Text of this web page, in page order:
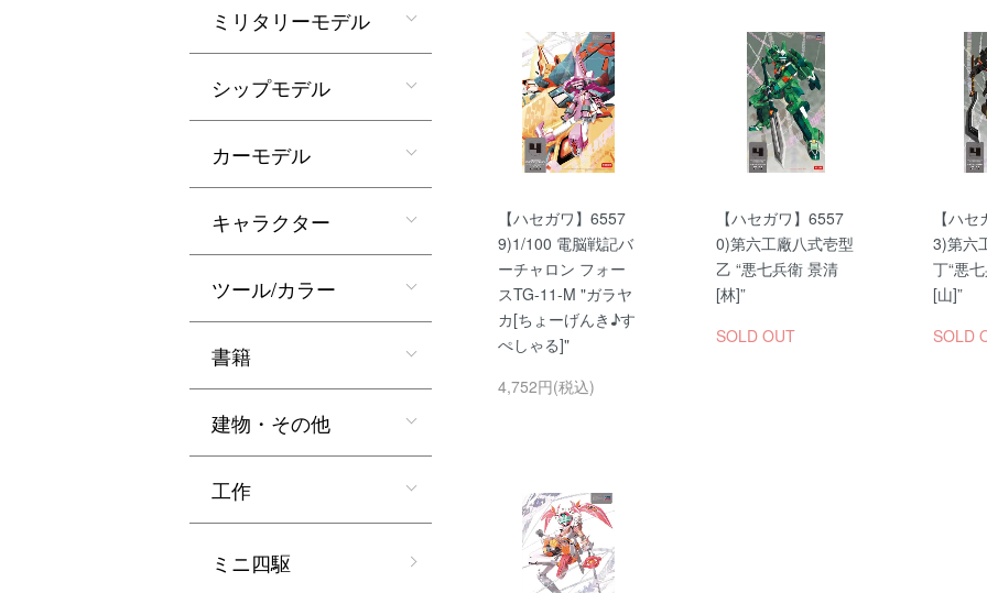
【ハセガワ】6557
9)1/100 電脳戦記バ
ーチャロン フォー
スTG-11-M "ガラヤ
カ[ちょーげんき♪す
ぺしゃる]"
4,752円(税込)
【ハセガワ】6557
0)第六工廠八式壱型
乙 “悪七兵衛 景清
[林]”
SOLD OUT
【ハ
3)第六
丁“悪
[山]”
SOLD
ミリタリーモデル
シップモデル
カーモデル
キャラクター
ツール/カラー
書籍
建物・その他
工作
ミニ四駆